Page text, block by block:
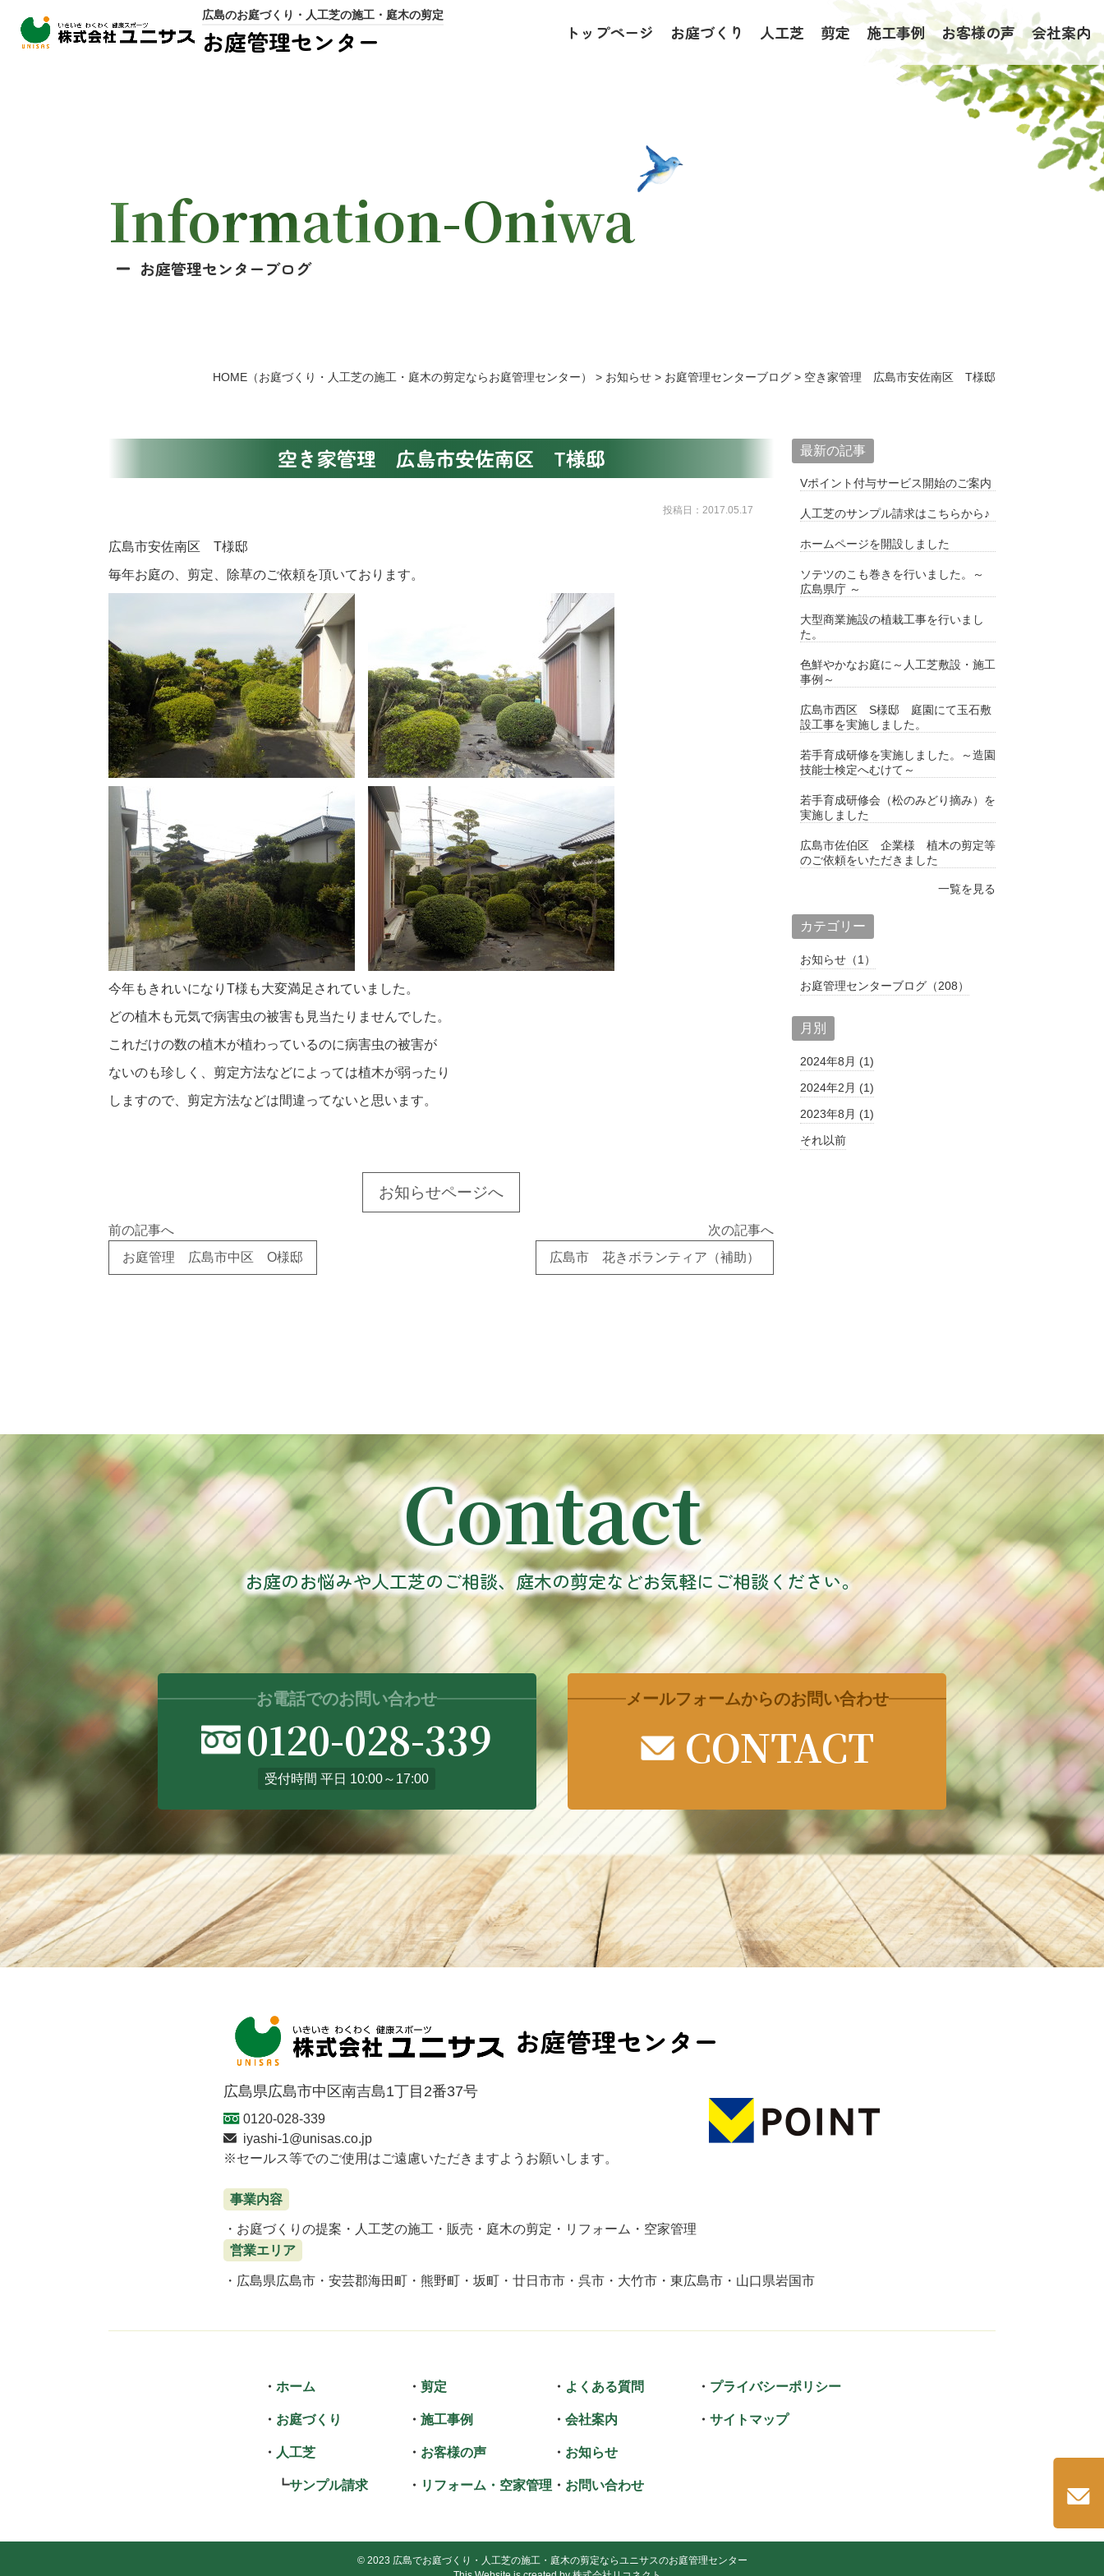
広島のお庭づくり・人工芝の施工・庭木の剪定
お庭管理センター トップページ お庭づくり 人工芝 剪定 施工事例 お客様の声 会社案内
Information-Oniwa
お庭管理センターブログ
HOME （お庭づくり・人工芝の施工・庭木の剪定ならお庭管理センター） > お知らせ > お庭管理センターブログ > 空き家管理 広島市安佐南区 T様邸
空き家管理 広島市安佐南区 T様邸
投稿日：2017.05.17
広島市安佐南区 T様邸
毎年お庭の、剪定、除草のご依頼を頂いております。
今年もきれいになりT様も大変満足されていました。
どの植木も元気で病害虫の被害も見当たりませんでした。
これだけの数の植木が植わっているのに病害虫の被害が
ないのも珍しく、剪定方法などによっては植木が弱ったり
しますので、剪定方法などは間違ってないと思います。
お知らせページへ
前の記事へ
お庭管理 広島市中区 O様邸
次の記事へ
広島市 花きボランティア（補助）
最新の記事
Vポイント付与サービス開始のご案内
人工芝のサンプル請求はこちらから♪
ホームページを開設しました
ソテツのこも巻きを行いました。～
広島県庁 ～
大型商業施設の植栽工事を行いまし
た。
色鮮やかなお庭に～人工芝敷設・施工
事例～
広島市西区 S様邸 庭園にて玉石敷
設工事を実施しました。
若手育成研修を実施しました。～造園
技能士検定へむけて～
若手育成研修会（松のみどり摘み）を
実施しました
広島市佐伯区 企業様 植木の剪定等
のご依頼をいただきました
一覧を見る
カテゴリー
お知らせ（1）
お庭管理センターブログ（208）
月別
2024年8月 (1)
2024年2月 (1)
2023年8月 (1)
それ以前
Contact
お庭のお悩みや人工芝のご相談、庭木の剪定などお気軽にご相談ください。
お電話でのお問い合わせ
0120-028-339
受付時間 平日 10:00～17:00
メールフォームからのお問い合わせ
CONTACT
お庭管理センター
広島県広島市中区南吉島1丁目2番37号
0120-028-339
iyashi-1@unisas.co.jp
セールス等でのご使用はご遠慮いただきますようお願いします。
事業内容
お庭づくりの提案 人工芝の施工・販売 庭木の剪定 リフォーム
空家管理
営業エリア
広島県広島市 安芸郡海田町 熊野町 坂町 廿日市市 呉市 大竹市 東広島市 山口県岩国市
ホーム
お庭づくり
人工芝
サンプル請求
剪定
施工事例
お客様の声
リフォーム・空家管理
よくある質問
会社案内
お知らせ
お問い合わせ
プライバシーポリシー
サイトマップ
© 2023 広島でお庭づくり・人工芝の施工・庭木の剪定ならユニサスのお庭管理センター